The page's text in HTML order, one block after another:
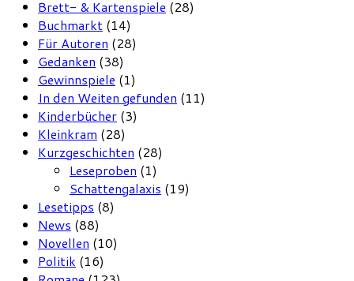
Brett- & Kartenspiele (28)
Buchmarkt (14)
Für Autoren (28)
Gedanken (38)
Gewinnspiele (1)
In den Weiten gefunden (11)
Kinderbücher (3)
Kleinkram (28)
Kurzgeschichten (28)
Leseproben (1)
Schattengalaxis (19)
Lesetipps (8)
News (88)
Novellen (10)
Politik (16)